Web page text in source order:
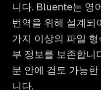
니다. Bluente는 영
번역을 위해 설계되
가지 이상의 파일
부 정보를 보존합니
분 안에 검토 가능
니다.